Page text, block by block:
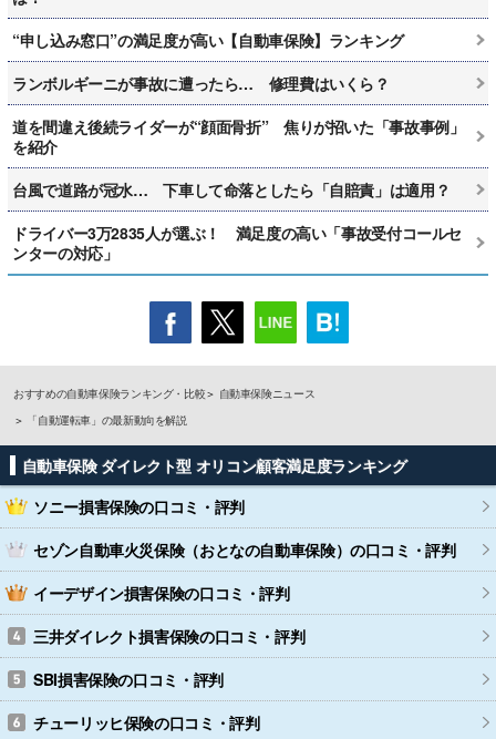
“申し込み窓口”の満足度が高い【自動車保険】ランキング
ランボルギーニが事故に遭ったら… 修理費はいくら？
道を間違え後続ライダーが“顔面骨折” 焦りが招いた「事故事例」
を紹介
台風で道路が冠水… 下車して命落としたら「自賠責」は適用？
ドライバー3万2835人が選ぶ！ 満足度の高い「事故受付コールセ
ンターの対応」
おすすめの自動車保険ランキング・比較
自動車保険ニュース
「自動運転車」の最新動向を解説
自動車保険 ダイレクト型 オリコン顧客満足度ランキング
ソニー損害保険の口コミ・評判
セゾン自動車火災保険（おとなの自動車保険）の口コミ・評判
イーデザイン損害保険の口コミ・評判
三井ダイレクト損害保険の口コミ・評判
SBI損害保険の口コミ・評判
チューリッヒ保険の口コミ・評判